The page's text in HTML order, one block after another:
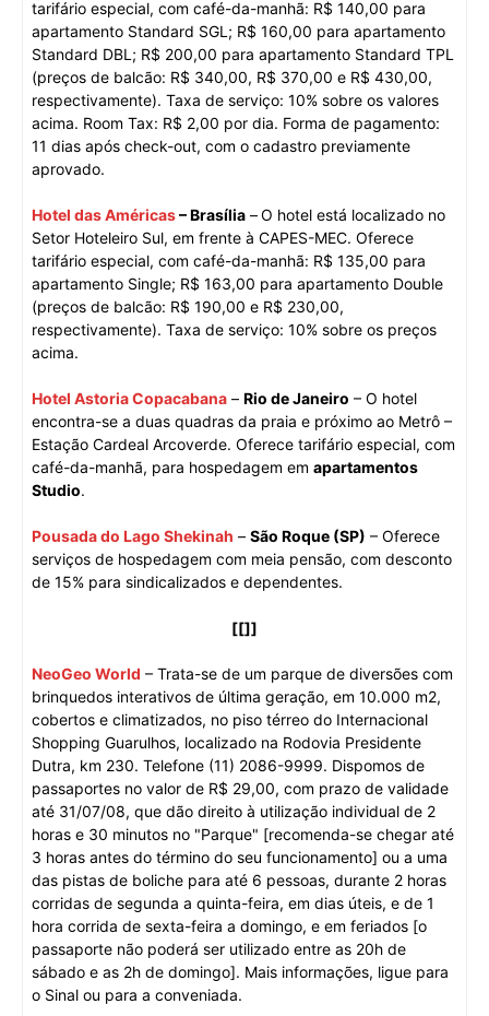
tarifário especial, com café-da-manhã: R$ 140,00 para
apartamento Standard SGL; R$ 160,00 para apartamento
Standard DBL; R$ 200,00 para apartamento Standard TPL
(preços de balcão: R$ 340,00, R$ 370,00 e R$ 430,00,
respectivamente). Taxa de serviço: 10% sobre os valores
acima. Room Tax: R$ 2,00 por dia. Forma de pagamento:
11 dias após check-out, com o cadastro previamente
aprovado.
Hotel das Américas– Brasília –O hotel está localizado no
Setor Hoteleiro Sul, em frente à CAPES-MEC. Oferece
tarifário especial, com café-da-manhã: R$ 135,00 para
apartamento Single; R$ 163,00 para apartamento Double
(preços de balcão: R$ 190,00 e R$ 230,00,
respectivamente). Taxa de serviço: 10% sobre os preços
acima.
Hotel Astoria Copacabana – Rio de Janeiro – O hotel
encontra-se a duas quadras da praia e próximo ao Metrô –
Estação Cardeal Arcoverde. Oferece tarifário especial, com
café-da-manhã, para hospedagem em apartamentos
Studio.
Pousada do Lago Shekinah – São Roque (SP) – Oferece
serviços de hospedagem com meia pensão, com desconto
de 15% para sindicalizados e dependentes.
[[]]
NeoGeo World – Trata-se de um parque de diversões com
brinquedos interativos de última geração, em 10.000 m2,
cobertos e climatizados, no piso térreo do Internacional
Shopping Guarulhos, localizado na Rodovia Presidente
Dutra, km 230. Telefone (11) 2086-9999. Dispomos de
passaportes no valor de R$ 29,00, com prazo de validade
até 31/07/08, que dão direito à utilização individual de 2
horas e 30 minutos no "Parque" [recomenda-se chegar até
3 horas antes do término do seu funcionamento] ou a uma
das pistas de boliche para até 6 pessoas, durante 2 horas
corridas de segunda a quinta-feira, em dias úteis, e de 1
hora corrida de sexta-feira a domingo, e em feriados [o
passaporte não poderá ser utilizado entre as 20h de
sábado e as 2h de domingo]. Mais informações, ligue para
o Sinal ou para a conveniada.